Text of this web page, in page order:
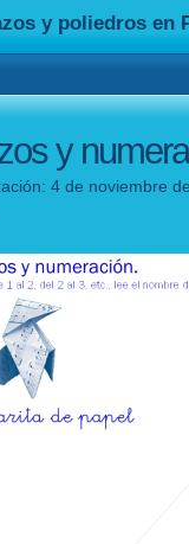
y poliedros en
y
4 de noviembre